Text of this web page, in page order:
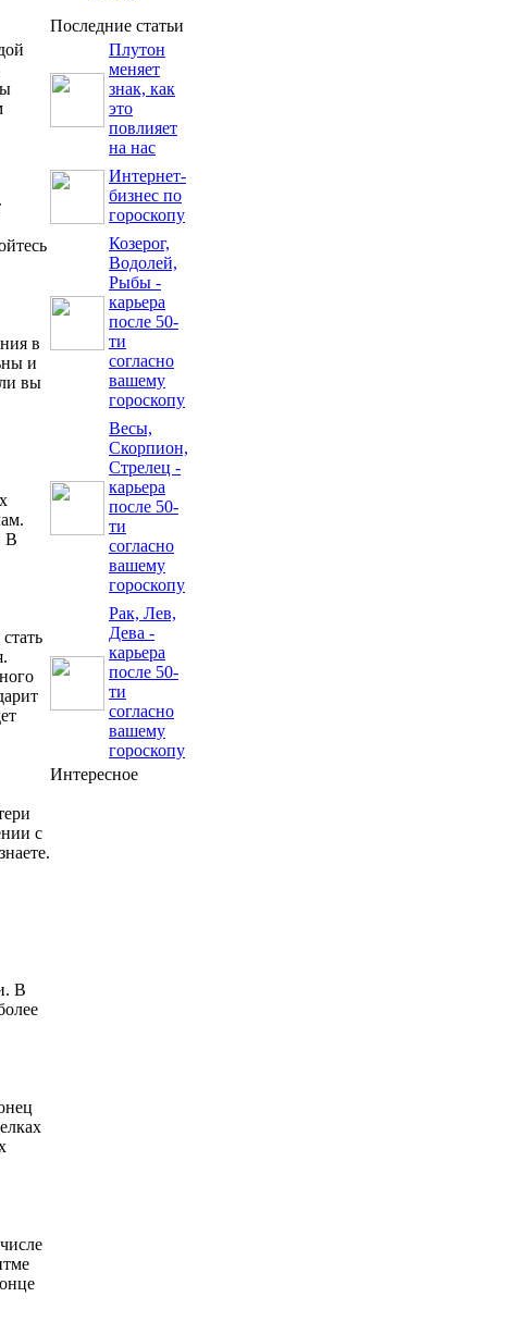
в
и
вы
В
с
В
Последние статьи
Плутон
меняет
знак, как
это
повлияет
на нас
Интернет-
бизнес по
гороскопу
Козерог,
Водолей,
Рыбы -
карьера
после 50-
ти
согласно
вашему
гороскопу
Весы,
Скорпион,
Стрелец -
карьера
после 50-
ти
согласно
вашему
гороскопу
Рак, Лев,
Дева -
карьера
после 50-
ти
согласно
вашему
гороскопу
Интересное